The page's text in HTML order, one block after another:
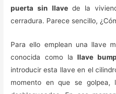
puerta sin llavede la
cerradura. Parece sencillo,
Para ello emplean una llave
conocida como lallave
introducir esta llave en el
momento en que se golpea,